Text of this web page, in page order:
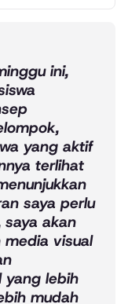
ini,
yang aktif
terlihat
saya perlu
saya akan
visual
yang lebih
mudah